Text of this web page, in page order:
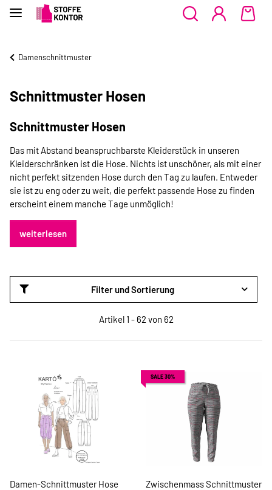
Damenschnittmuster
Schnittmuster Hosen
Schnittmuster Hosen
Das mit Abstand beanspruchbarste Kleiderstück in unseren
Kleiderschränken ist die Hose. Nichts ist unschöner, als mit einer
nicht perfekt sitzenden Hose durch den Tag zu laufen. Entweder
sie ist zu eng oder zu weit, die perfekt passende Hose zu finden
erscheint einem manche Tage unmöglich!
weiterlesen
Filter und Sortierung
Artikel 1 - 62 von 62
Damen-Schnittmuster Hose
SALE 30%
Zwischenmass Schnittmuster